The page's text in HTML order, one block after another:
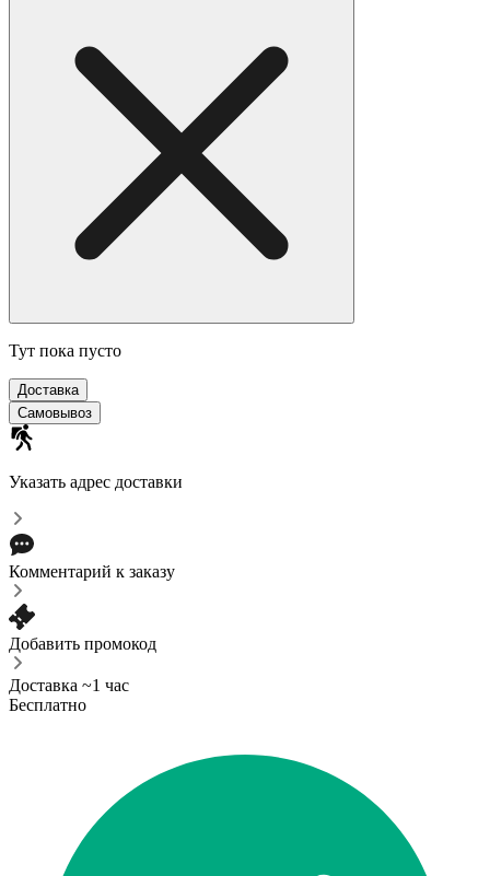
Тут пока пусто
Доставка
Самовывоз
Указать адрес доставки
Комментарий к заказу
Добавить промокод
Доставка ~1 час
Бесплатно